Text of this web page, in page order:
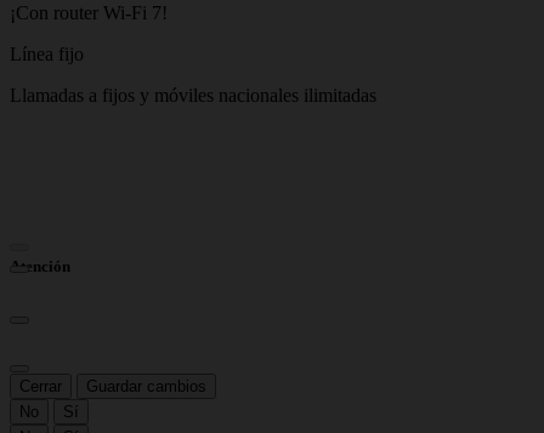
¡Con router Wi-Fi 7!
Línea fijo
Llamadas a fijos y móviles nacionales ilimitadas
Atención
Cerrar
Guardar cambios
No
Sí